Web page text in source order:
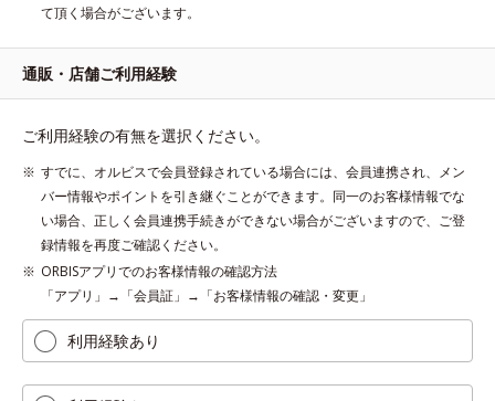
て頂く場合がございます。
通販・店舗ご利用経験
ご利用経験の有無を選択ください。
すでに、オルビスで会員登録されている場合には、会員連携され、メン
バー情報やポイントを引き継ぐことができます。同一のお客様情報でな
い場合、正しく会員連携手続きができない場合がございますので、ご登
録情報を再度ご確認ください。
ORBISアプリでのお客様情報の確認方法
「アプリ」→「会員証」→「お客様情報の確認・変更」
利用経験あり